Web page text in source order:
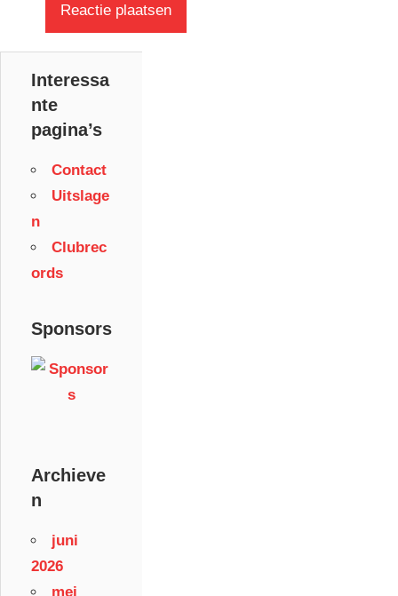
Interessa
nte
pagina’s
Contact
Uitslage
n
Clubrec
ords
Sponsors
Archieve
n
juni
2026
mei